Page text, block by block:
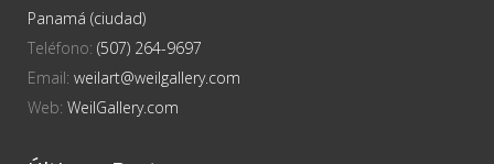
Panamá (ciudad)
Teléfono: (507) 264-9697
Email: weilart@weilgallery.com
Web: WeilGallery.com